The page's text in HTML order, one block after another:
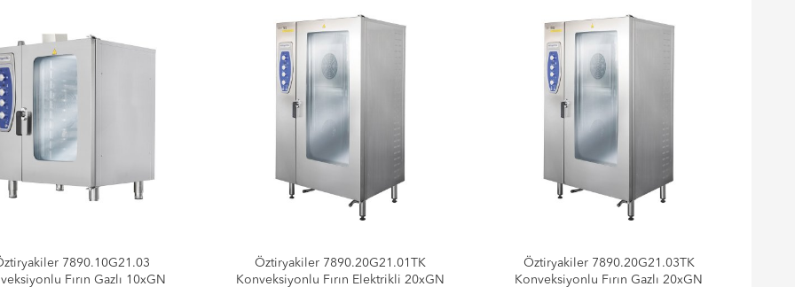
7890.10G21.03
Fırın Gazlı 10xGN
Öztiryakiler 7890.20G21.01TK
Konveksiyonlu Fırın Elektrikli 20xGN
Öztiryakiler 7890.20G21.03TK
Konveksiyonlu Fırın Gazlı 20xGN